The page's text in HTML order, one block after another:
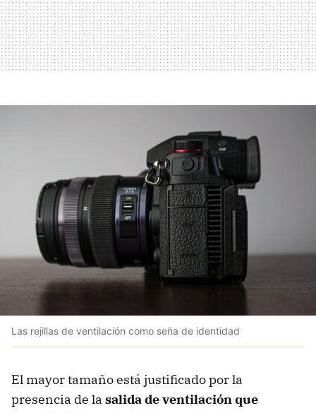
Las rejillas de ventilación como seña de identidad
El mayor tamaño está justificado por la
presencia de la salida de ventilación que